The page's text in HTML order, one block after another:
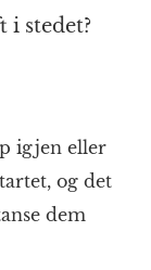
stedet?
igjen eller
og det
dem